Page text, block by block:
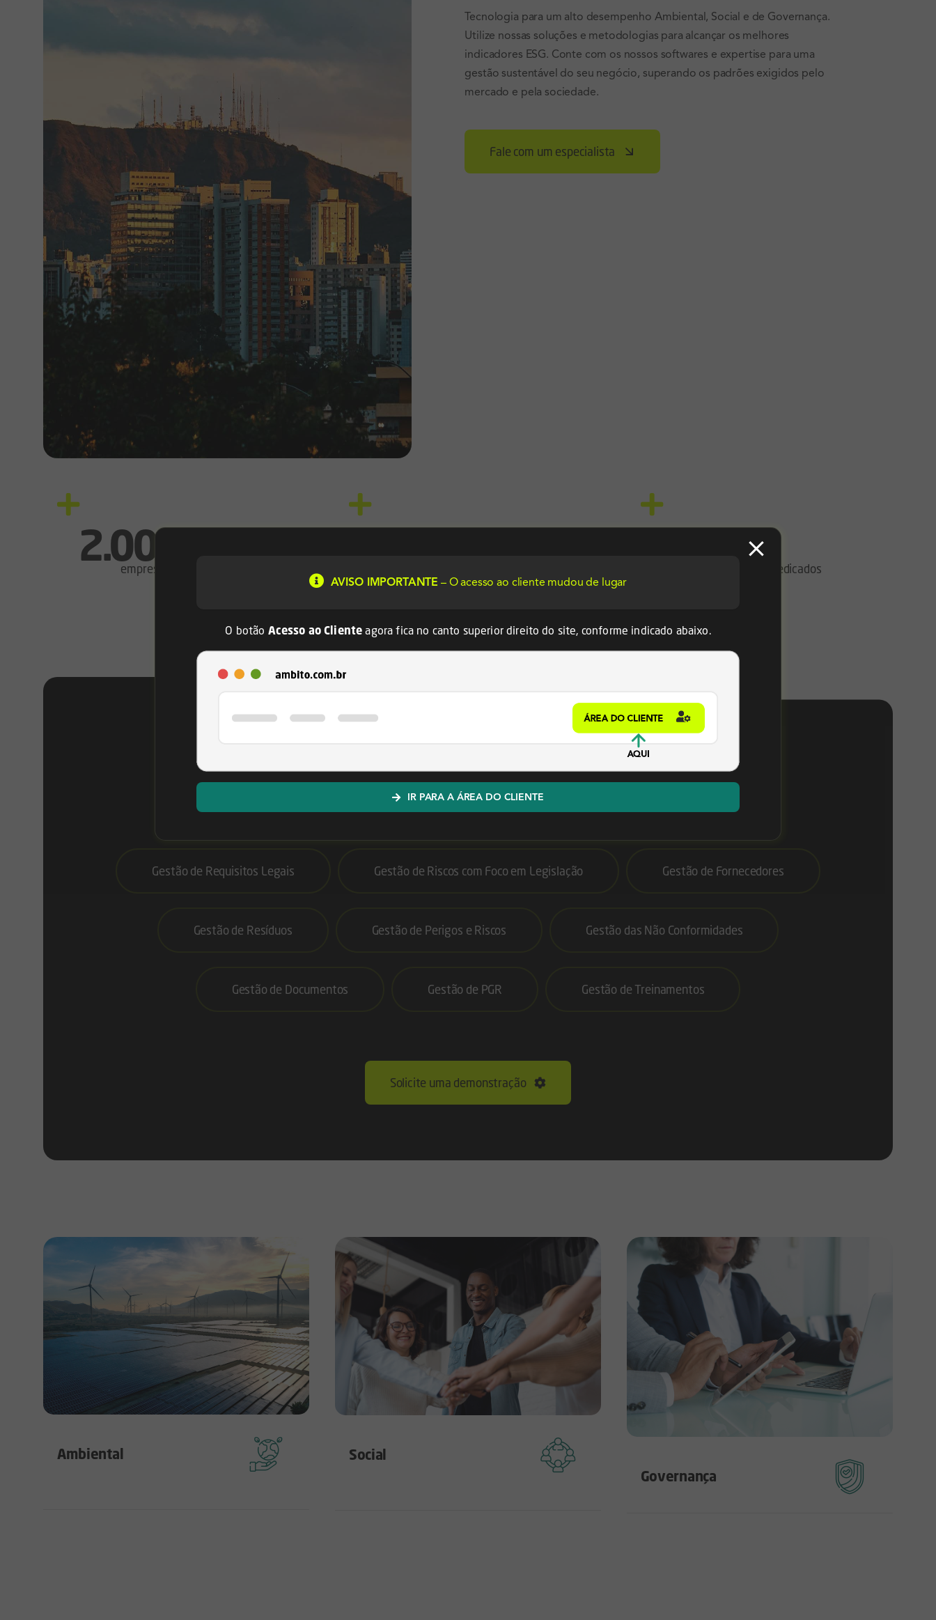
Tecnologia para um alto desempenho Ambiental, Social e de Governança.
Utilize nossas soluções e metodologias para alcançar os melhores
indicadores ESG. Conte com os nossos softwares e expertise para uma
gestão sustentável do seu negócio, superando os padrões exigidos pelo
mercado e pela sociedade.
Fale com um especialista
2.000
empresas certificadas 2.300 100colaboradores dedicados
Alcance os melhores indicadores ESG
Gestão de Requisitos Legais Gestão de Riscos com Foco em Legislação Gestão de Fornecedores
Gestão de Resíduos Gestão de Perigos e Riscos Gestão das Não Conformidades
Gestão de Documentos Gestão de PGR Gestão de Treinamentos
Solicite uma demonstração
Ambiental
Gestão de aspectos, impactos e legislação
Social
Governança
Conformidade legal, riscos e gestão integrada
AVISO IMPORTANTE – O acesso ao cliente mudou de lugar
O botão Acesso ao Cliente agora fica no canto superior direito do site, conforme indicado abaixo.
IR PARA A ÁREA DO CLIENTE